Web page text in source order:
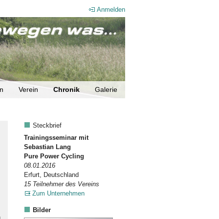
Anmelden
Verein Chronik Galerie
Steckbrief
Trainingsseminar mit
Sebastian Lang
Pure Power Cycling
08.01.2016
Erfurt, Deutschland
15 Teilnehmer des Vereins
Zum Unternehmen
Bilder